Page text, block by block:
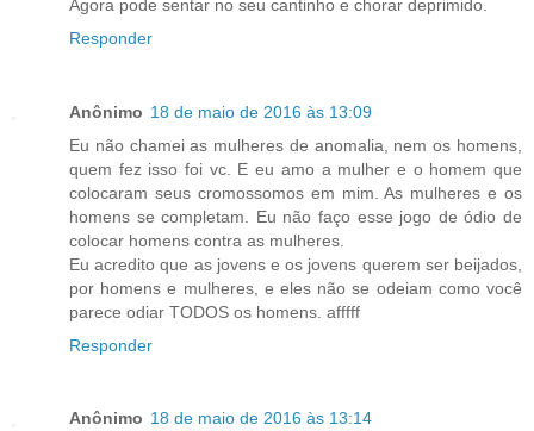
Agora pode sentar no seu cantinho e chorar deprimido.
Responder
Anônimo 18 de maio de 2016 às 13:09
Eu não chamei as mulheres de anomalia, nem os homens,
quem fez isso foi vc. E eu amo a mulher e o homem que
colocaram seus cromossomos em mim. As mulheres e os
homens se completam. Eu não faço esse jogo de ódio de
colocar homens contra as mulheres.
Eu acredito que as jovens e os jovens querem ser beijados,
por homens e mulheres, e eles não se odeiam como você
parece odiar TODOS os homens. afffff
Responder
Anônimo 18 de maio de 2016 às 13:14